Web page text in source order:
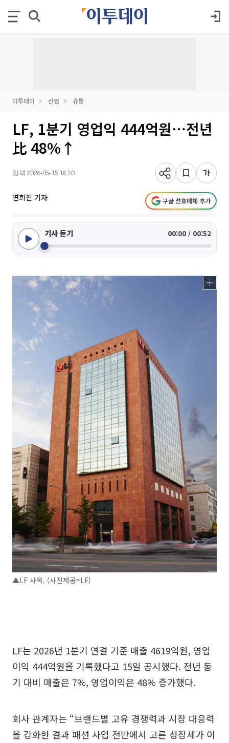
이투데이 산업 유통
LF, 1분기 영업익 444억원⋯전년
比 48%↑
입력 2026-05-15 16:20
연희진 기자 구글 선호매체 추가
기사 듣기 00:00 / 00:52
▲LF 사옥. (사진제공=LF)
LF는 2026년 1분기 연결 기준 매출 4619억원, 영업
이익 444억원을 기록했다고 15일 공시했다. 전년 동
기 대비 매출은 7%, 영업이익은 48% 증가했다.
회사 관계자는 “브랜드별 고유 경쟁력과 시장 대응력
을 강화한 결과 패션 사업 전반에서 고른 성장세가 이